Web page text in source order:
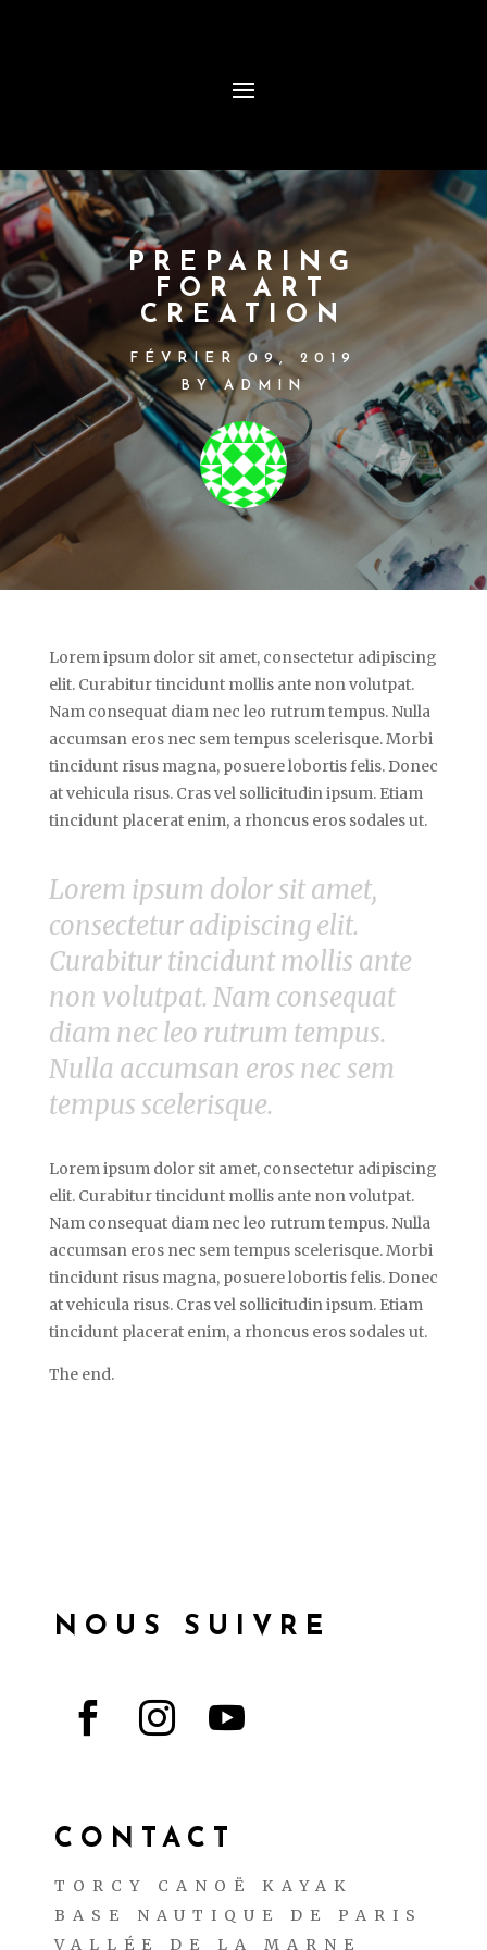
PREPARING
FOR ART
CREATION
FÉVRIER 09, 2019
BY ADMIN
Lorem ipsum dolor sit amet, consectetur adipiscing
elit. Curabitur tincidunt mollis ante non volutpat.
Nam consequat diam nec leo rutrum tempus. Nulla
accumsan eros nec sem tempus scelerisque. Morbi
tincidunt risus magna, posuere lobortis felis. Donec
at vehicula risus. Cras vel sollicitudin ipsum. Etiam
tincidunt placerat enim, a rhoncus eros sodales ut.
Lorem ipsum dolor sit amet,
consectetur adipiscing elit.
Curabitur tincidunt mollis ante
non volutpat. Nam consequat
diam nec leo rutrum tempus.
Nulla accumsan eros nec sem
tempus scelerisque.
Lorem ipsum dolor sit amet, consectetur adipiscing
elit. Curabitur tincidunt mollis ante non volutpat.
Nam consequat diam nec leo rutrum tempus. Nulla
accumsan eros nec sem tempus scelerisque. Morbi
tincidunt risus magna, posuere lobortis felis. Donec
at vehicula risus. Cras vel sollicitudin ipsum. Etiam
tincidunt placerat enim, a rhoncus eros sodales ut.
The end.
NOUS SUIVRE
  
CONTACT
TORCY CANOË KAYAK
BASE NAUTIQUE DE PARIS
VALLÉE DE LA MARNE